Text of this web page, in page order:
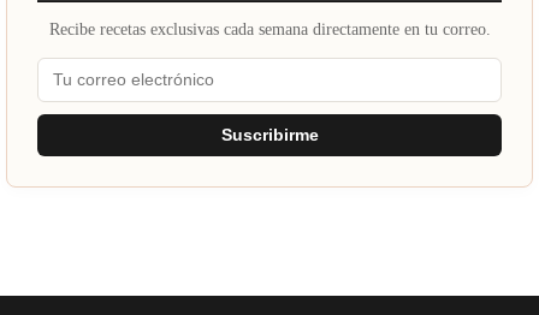
Recibe recetas exclusivas cada semana directamente en tu correo.
Suscribirme